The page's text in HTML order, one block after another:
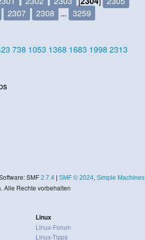
2307 2308 ... 3259
738 1053 1368 1683 1998 2313
SMF 2.7.4| SMF © 2024, Simple Machines
Alle Rechte vorbehalten
Linux
Linux-Forum
Linux-Tipps